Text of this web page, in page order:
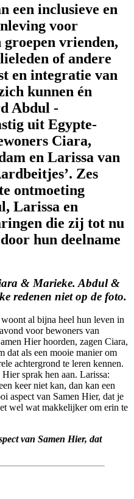
een inclusieve en
voor
vrienden,
of andere
en integratie van
kunnen én
Abdul -
uit Egypte-
Ciara,
en Larissa van
Zes
ontmoeting
Larissa en
die zij tot nu
hun deelname
& Marieke. Abdul &
redenen niet op de foto.
al bijna heel hun leven in
voor bewoners van
Hier hoorden, zagen Ciara,
dat als een mooie manier om
achtergrond te leren kennen.
sprak hen aan. Larissa:
keer niet kan, dan kan een
aspect van Samen Hier, dat je
wel wat makkelijker om erin te
van Samen Hier, dat